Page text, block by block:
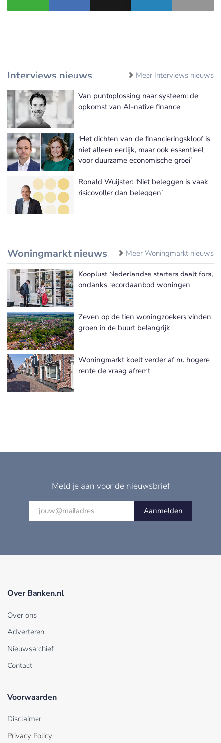
Interviews nieuws Meer Interviews nieuws
Van puntoplossing naar systeem: de
opkomst van AI-native finance
‘Het dichten van de financieringskloof is
niet alleen eerlijk, maar ook essentieel
voor duurzame economische groei’
Ronald Wuijster: ‘Niet beleggen is vaak
risicovoller dan beleggen’
Woningmarkt nieuws Meer Woningmarkt nieuws
Kooplust Nederlandse starters daalt fors,
ondanks recordaanbod woningen
Zeven op de tien woningzoekers vinden
groen in de buurt belangrijk
Woningmarkt koelt verder af nu hogere
rente de vraag afremt
Meld je aan voor de nieuwsbrief
Aanmelden
Over Banken.nl
Over ons
Adverteren
Nieuwsarchief
Contact
Voorwaarden
Disclaimer
Privacy Policy